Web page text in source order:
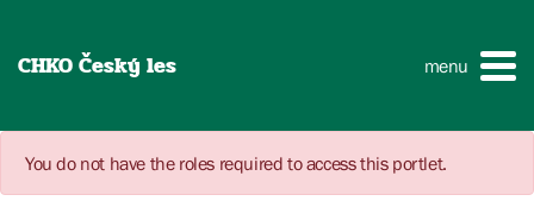
CHKO Český les menu
You do not have the roles required to access this portlet.